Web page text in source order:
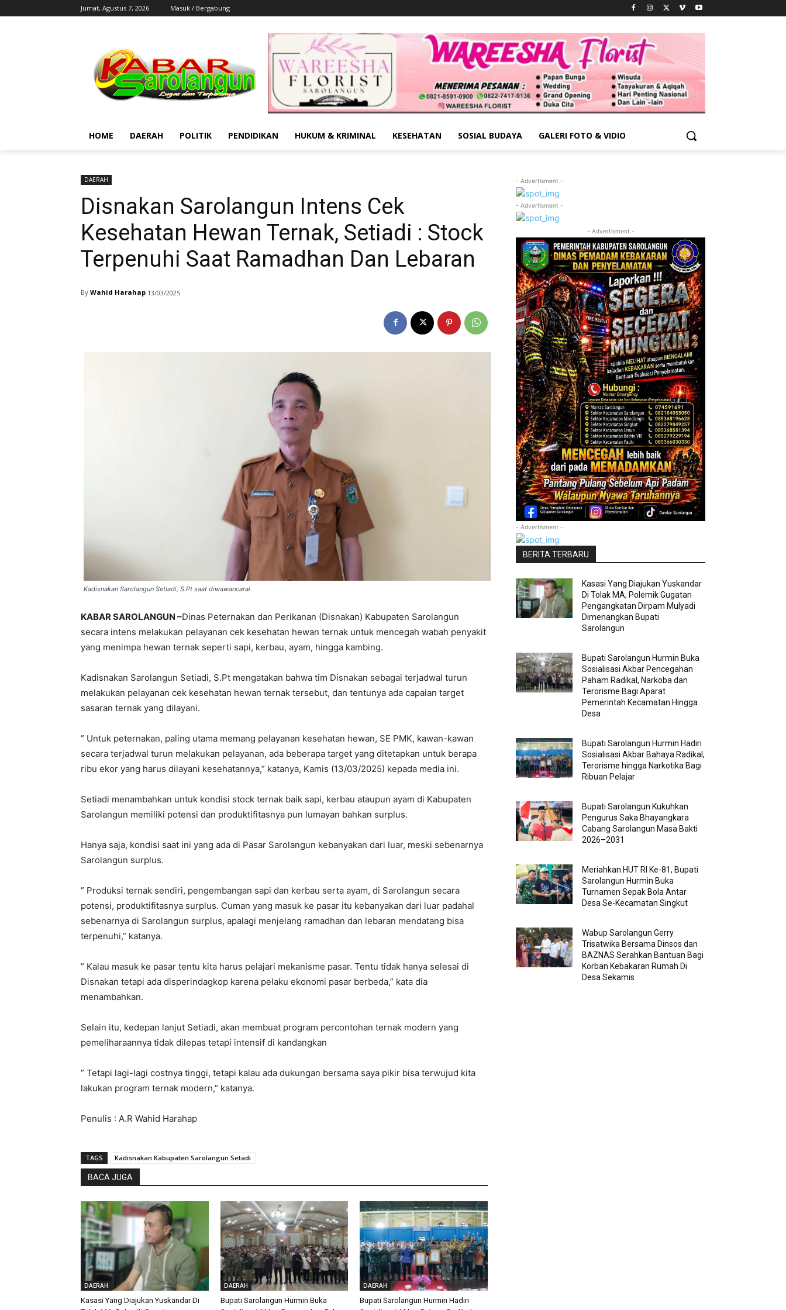
Jumat, Agustus 7, 2026 Masuk / Bergabung
HOME DAERAH POLITIK PENDIDIKAN HUKUM & KRIMINAL KESEHATAN SOSIAL BUDAYA GALERI FOTO & VIDIO
DAERAH
Disnakan Sarolangun Intens Cek
Kesehatan Hewan Ternak, Setiadi : Stock
Terpenuhi Saat Ramadhan Dan Lebaran
By Wahid Harahap 13/03/2025
Kadisnakan Sarolangun Setiadi, S.Pt saat diwawancarai
KABAR SAROLANGUN –Dinas Peternakan dan Perikanan (Disnakan) Kabupaten Sarolangun
secara intens melakukan pelayanan cek kesehatan hewan ternak untuk mencegah wabah penyakit
yang menimpa hewan ternak seperti sapi, kerbau, ayam, hingga kambing.
Kadisnakan Sarolangun Setiadi, S.Pt mengatakan bahwa tim Disnakan sebagai terjadwal turun
melakukan pelayanan cek kesehatan hewan ternak tersebut, dan tentunya ada capaian target
sasaran ternak yang dilayani.
” Untuk peternakan, paling utama memang pelayanan kesehatan hewan, SE PMK, kawan-kawan
secara terjadwal turun melakukan pelayanan, ada beberapa target yang ditetapkan untuk berapa
ribu ekor yang harus dilayani kesehatannya,” katanya, Kamis (13/03/2025) kepada media ini.
Setiadi menambahkan untuk kondisi stock ternak baik sapi, kerbau ataupun ayam di Kabupaten
Sarolangun memiliki potensi dan produktifitasnya pun lumayan bahkan surplus.
Hanya saja, kondisi saat ini yang ada di Pasar Sarolangun kebanyakan dari luar, meski sebenarnya
Sarolangun surplus.
” Produksi ternak sendiri, pengembangan sapi dan kerbau serta ayam, di Sarolangun secara
potensi, produktifitasnya surplus. Cuman yang masuk ke pasar itu kebanyakan dari luar padahal
sebenarnya di Sarolangun surplus, apalagi menjelang ramadhan dan lebaran mendatang bisa
terpenuhi,” katanya.
” Kalau masuk ke pasar tentu kita harus pelajari mekanisme pasar. Tentu tidak hanya selesai di
Disnakan tetapi ada disperindagkop karena pelaku ekonomi pasar berbeda,” kata dia
menambahkan.
Selain itu, kedepan lanjut Setiadi, akan membuat program percontohan ternak modern yang
pemeliharaannya tidak dilepas tetapi intensif di kandangkan
” Tetapi lagi-lagi costnya tinggi, tetapi kalau ada dukungan bersama saya pikir bisa terwujud kita
lakukan program ternak modern,” katanya.
Penulis : A.R Wahid Harahap
TAGS Kadisnakan Kabupaten Sarolangun Setadi
BACA JUGA
DAERAH
Kasasi Yang Diajukan Yuskandar Di
DAERAH
Bupati Sarolangun Hurmin Buka
DAERAH
Bupati Sarolangun Hurmin Hadiri
- Advertisment -
- Advertisment -
- Advertisment -
- Advertisment -
BERITA TERBARU
Kasasi Yang Diajukan Yuskandar
Di Tolak MA, Polemik Gugatan
Pengangkatan Dirpam Mulyadi
Dimenangkan Bupati
Sarolangun
Bupati Sarolangun Hurmin Buka
Sosialisasi Akbar Pencegahan
Paham Radikal, Narkoba dan
Terorisme Bagi Aparat
Pemerintah Kecamatan Hingga
Desa
Bupati Sarolangun Hurmin Hadiri
Sosialisasi Akbar Bahaya Radikal,
Terorisme hingga Narkotika Bagi
Ribuan Pelajar
Bupati Sarolangun Kukuhkan
Pengurus Saka Bhayangkara
Cabang Sarolangun Masa Bakti
2026–2031
Meriahkan HUT RI Ke-81, Bupati
Sarolangun Hurmin Buka
Turnamen Sepak Bola Antar
Desa Se-Kecamatan Singkut
Wabup Sarolangun Gerry
Trisatwika Bersama Dinsos dan
BAZNAS Serahkan Bantuan Bagi
Korban Kebakaran Rumah Di
Desa Sekamis